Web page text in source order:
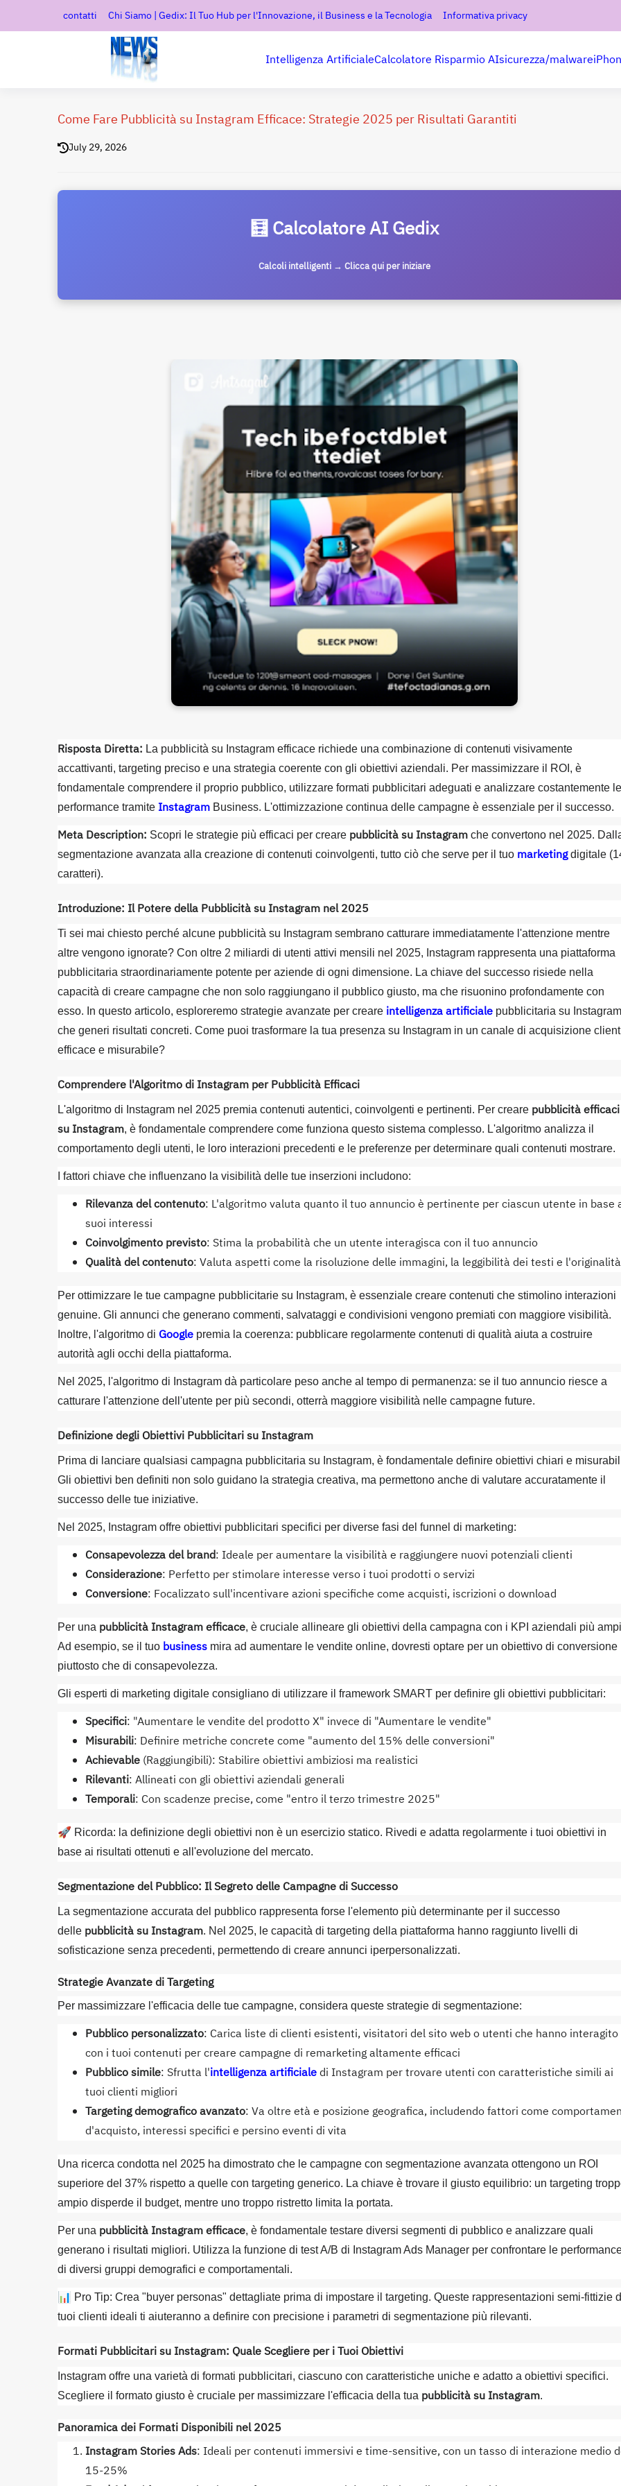
contatti Chi Siamo | Gedix: Il Tuo Hub per l'Innovazione, il Business e la Tecnologia Informativa privacy
Intelligenza ArtificialeCalcolatore Risparmio AIsicurezza/malware
Come Fare Pubblicità su Instagram Efficace: Strategie 2025 per Risultati Garantiti
July 29, 2026
🧮 Calcolatore AI Gedix
Calcoli intelligenti → Clicca qui per iniziare
Risposta Diretta: La pubblicità su Instagram efficace richiede una combinazione di contenuti visivamente
accattivanti, targeting preciso e una strategia coerente con gli obiettivi aziendali. Per massimizzare il ROI, è
fondamentale comprendere il proprio pubblico, utilizzare formati pubblicitari adeguati e analizzare costantemente le
performance tramite Instagram Business. L'ottimizzazione continua delle campagne è essenziale per il successo.
Meta Description: Scopri le strategie più efficaci per creare pubblicità su Instagram che convertono nel 2025.
segmentazione avanzata alla creazione di contenuti coinvolgenti, tutto ciò che serve per il tuo marketingdigitale
caratteri).
Introduzione: Il Potere della Pubblicità su Instagram nel 2025
Ti sei mai chiesto perché alcune pubblicità su Instagram sembrano catturare immediatamente l'attenzione mentre
altre vengono ignorate? Con oltre 2 miliardi di utenti attivi mensili nel 2025, Instagram rappresenta una piattaforma
pubblicitaria straordinariamente potente per aziende di ogni dimensione. La chiave del successo risiede nella
capacità di creare campagne che non solo raggiungano il pubblico giusto, ma che risuonino profondamente con
esso. In questo articolo, esploreremo strategie avanzate per creare intelligenza artificiale pubblicitaria su Instagram
che generi risultati concreti. Come puoi trasformare la tua presenza su Instagram in un canale di acquisizione
efficace e misurabile?
Comprendere l'Algoritmo di Instagram per Pubblicità Efficaci
L'algoritmo di Instagram nel 2025 premia contenuti autentici, coinvolgenti e pertinenti. Per creare pubblicità efficaci
su Instagram, è fondamentale comprendere come funziona questo sistema complesso. L'algoritmo analizza il
comportamento degli utenti, le loro interazioni precedenti e le preferenze per determinare quali contenuti mostrare.
I fattori chiave che influenzano la visibilità delle tue inserzioni includono:
Rilevanza del contenuto: L'algoritmo valuta quanto il tuo annuncio è pertinente per ciascun utente in base
suoi interessi
Coinvolgimento previsto: Stima la probabilità che un utente interagisca con il tuo annuncio
Qualità del contenuto: Valuta aspetti come la risoluzione delle immagini, la leggibilità dei testi e l'originalità
Per ottimizzare le tue campagne pubblicitarie su Instagram, è essenziale creare contenuti che stimolino interazioni
genuine. Gli annunci che generano commenti, salvataggi e condivisioni vengono premiati con maggiore visibilità.
Inoltre, l'algoritmo di Google premia la coerenza: pubblicare regolarmente contenuti di qualità aiuta a costruire
autorità agli occhi della piattaforma.
Nel 2025, l'algoritmo di Instagram dà particolare peso anche al tempo di permanenza: se il tuo annuncio riesce a
catturare l'attenzione dell'utente per più secondi, otterrà maggiore visibilità nelle campagne future.
Definizione degli Obiettivi Pubblicitari su Instagram
Prima di lanciare qualsiasi campagna pubblicitaria su Instagram, è fondamentale definire obiettivi chiari e
Gli obiettivi ben definiti non solo guidano la strategia creativa, ma permettono anche di valutare accuratamente il
successo delle tue iniziative.
Nel 2025, Instagram offre obiettivi pubblicitari specifici per diverse fasi del funnel di marketing:
Consapevolezza del brand: Ideale per aumentare la visibilità e raggiungere nuovi potenziali clienti
Considerazione: Perfetto per stimolare interesse verso i tuoi prodotti o servizi
Conversione: Focalizzato sull'incentivare azioni specifiche come acquisti, iscrizioni o download
Per una pubblicità Instagram efficace, è cruciale allineare gli obiettivi della campagna con i KPI aziendali più
Ad esempio, se il tuo business mira ad aumentare le vendite online, dovresti optare per un obiettivo di conversione
piuttosto che di consapevolezza.
Gli esperti di marketing digitale consigliano di utilizzare il framework SMART per definire gli obiettivi pubblicitari:
Specifici: "Aumentare le vendite del prodotto X" invece di "Aumentare le vendite"
Misurabili: Definire metriche concrete come "aumento del 15% delle conversioni"
Achievable (Raggiungibili): Stabilire obiettivi ambiziosi ma realistici
Rilevanti: Allineati con gli obiettivi aziendali generali
Temporali: Con scadenze precise, come "entro il terzo trimestre 2025"
🚀 Ricorda: la definizione degli obiettivi non è un esercizio statico. Rivedi e adatta regolarmente i tuoi obiettivi in
base ai risultati ottenuti e all'evoluzione del mercato.
Segmentazione del Pubblico: Il Segreto delle Campagne di Successo
La segmentazione accurata del pubblico rappresenta forse l'elemento più determinante per il successo
delle pubblicità su Instagram. Nel 2025, le capacità di targeting della piattaforma hanno raggiunto livelli di
sofisticazione senza precedenti, permettendo di creare annunci iperpersonalizzati.
Strategie Avanzate di Targeting
Per massimizzare l'efficacia delle tue campagne, considera queste strategie di segmentazione:
Pubblico personalizzato: Carica liste di clienti esistenti, visitatori del sito web o utenti che hanno interagito
con i tuoi contenuti per creare campagne di remarketing altamente efficaci
Pubblico simile: Sfrutta l'intelligenza artificialedi Instagram per trovare utenti con caratteristiche simili ai
tuoi clienti migliori
Targeting demografico avanzato: Va oltre età e posizione geografica, includendo fattori come
d'acquisto, interessi specifici e persino eventi di vita
Una ricerca condotta nel 2025 ha dimostrato che le campagne con segmentazione avanzata ottengono un ROI
superiore del 37% rispetto a quelle con targeting generico. La chiave è trovare il giusto equilibrio: un targeting
ampio disperde il budget, mentre uno troppo ristretto limita la portata.
Per una pubblicità Instagram efficace, è fondamentale testare diversi segmenti di pubblico e analizzare quali
generano i risultati migliori. Utilizza la funzione di test A/B di Instagram Ads Manager per confrontare le
di diversi gruppi demografici e comportamentali.
📊 Pro Tip: Crea "buyer personas" dettagliate prima di impostare il targeting. Queste rappresentazioni semi-fittizie
tuoi clienti ideali ti aiuteranno a definire con precisione i parametri di segmentazione più rilevanti.
Formati Pubblicitari su Instagram: Quale Scegliere per i Tuoi Obiettivi
Instagram offre una varietà di formati pubblicitari, ciascuno con caratteristiche uniche e adatto a obiettivi specifici.
Scegliere il formato giusto è cruciale per massimizzare l'efficacia della tua pubblicità su Instagram.
Panoramica dei Formati Disponibili nel 2025
Instagram Stories Ads: Ideali per contenuti immersivi e time-sensitive, con un tasso di interazione medio
15-25%